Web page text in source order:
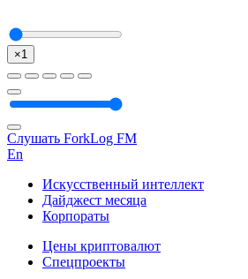
×1
Слушать ForkLog FM
En
Искусственный интеллект
Дайджест месяца
Корпораты
Цены криптовалют
Спецпроекты